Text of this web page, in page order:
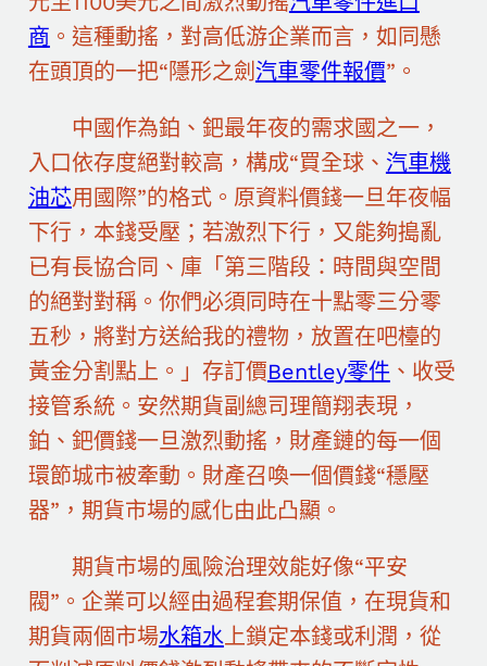
商 。這種動搖，對高低游企業而言，如同懸
在頭頂的一把“隱形之劍 汽車零件報價”。
中國作為鉑、鈀最年夜的需求國之一，
入口依存度絕對較高，構成“買全球、 汽車機
油芯用國際”的格式。原資料價錢一旦年夜幅
下行，本錢受壓；若激烈下行，又能夠搗亂
已有長協合同、庫「第三階段：時間與空間
的絕對對稱。你們必須同時在十點零三分零
五秒，將對方送給我的禮物，放置在吧檯的
黃金分割點上。」存訂價Bentley零件 、收受
接管系統。安然期貨副總司理簡翔表現，
鉑、鈀價錢一旦激烈動搖，財產鏈的每一個
環節城市被牽動。財產召喚一個價錢“穩壓
器”，期貨市場的感化由此凸顯。
期貨市場的風險治理效能好像“平安
閥”。企業可以經由過程套期保值，在現貨和
期貨兩個市場水箱水上鎖定本錢或利潤，從